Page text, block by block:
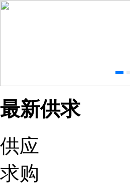
最新供求
供应
求购